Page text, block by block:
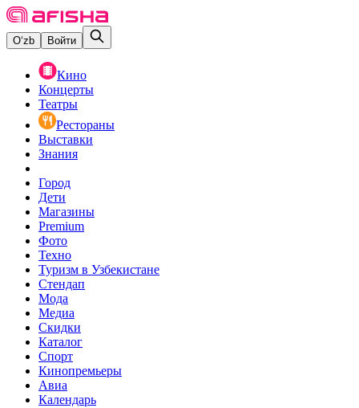
O‘zb Войти
Кино
Концерты
Театры
Рестораны
Выставки
Знания
Город
Дети
Магазины
Premium
Фото
Техно
Туризм в Узбекистане
Стендап
Мода
Медиа
Скидки
Каталог
Спорт
Кинопремьеры
Авиа
Календарь